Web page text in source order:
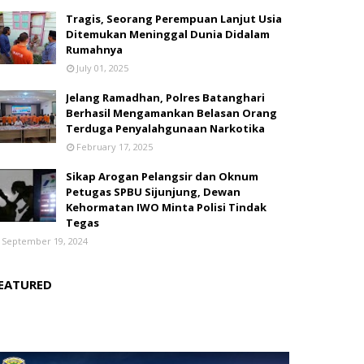
Tragis, Seorang Perempuan Lanjut Usia
Ditemukan Meninggal Dunia Didalam
Rumahnya
July 01, 2025
Jelang Ramadhan, Polres Batanghari
Berhasil Mengamankan Belasan Orang
Terduga Penyalahgunaan Narkotika
February 17, 2025
Sikap Arogan Pelangsir dan Oknum
Petugas SPBU Sijunjung, Dewan
Kehormatan IWO Minta Polisi Tindak
Tegas
September 19, 2024